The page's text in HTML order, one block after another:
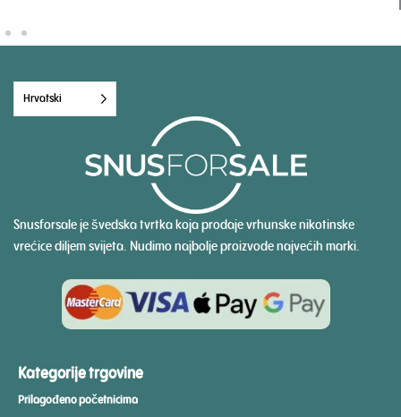
Hrvatski
Snusforsale je švedska tvrtka koja prodaje vrhunske nikotinske
vrećice diljem svijeta. Nudimo najbolje proizvode najvećih marki.
Kategorije trgovine
Prilagođeno početnicima